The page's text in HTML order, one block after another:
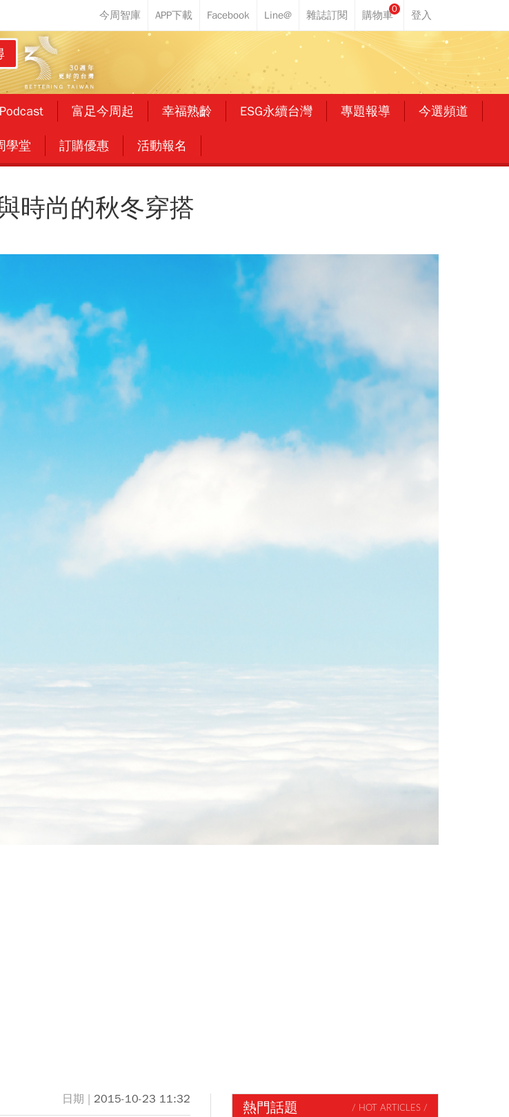
0
富足今周起 幸福熟齡 ESG永續台灣 專題報導 今選頻道
學堂 訂購優惠 活動報名
時尚的秋冬穿搭
2015-10-23 11:32 熱門話題 / HOT ARTICLES /